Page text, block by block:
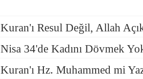
Kuran'ı Resul Değil, Allah
Nisa 34'de Kadını Dövmek
Kuran'ı Hz. Muhammed mi